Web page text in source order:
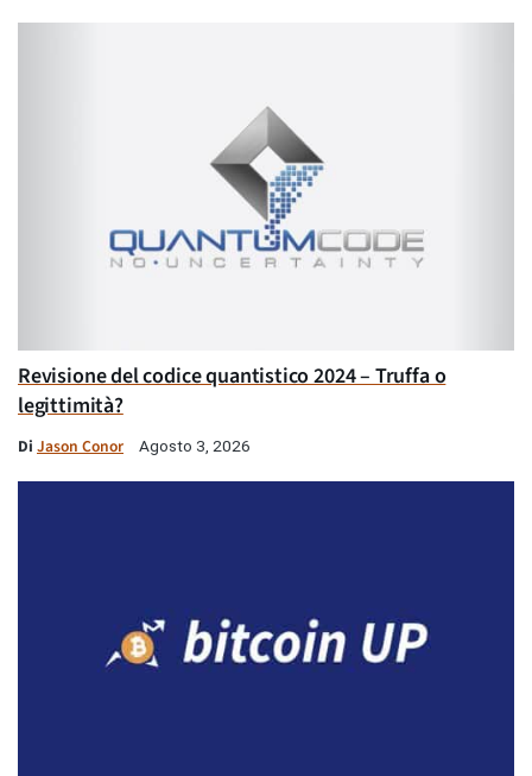
Revisione del codice quantistico 2024 – Truffa o
legittimità?
Di Jason Conor Agosto 3, 2026